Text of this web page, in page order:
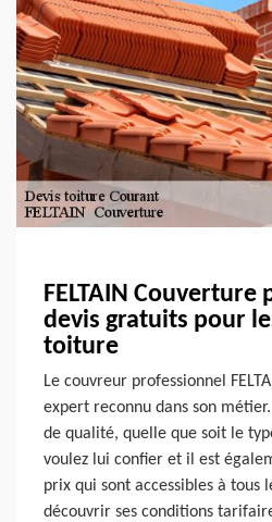
FELTAIN Couverture
devis gratuits pour
toiture
Le couvreur professionnel
expert reconnu dans son
de qualité, quelle que soit le
voulez lui confier et il est
prix qui sont accessibles à tous
découvrir ses conditions